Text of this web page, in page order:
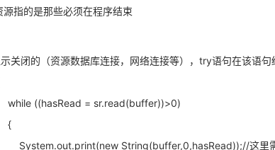
源指的是那些必须在程序结束
关闭的（资源数据库连接，网络连接等），try语句在该语
((hasRead = sr.read(buffer))>0)
String(buffer,0,hasRead));//这里需